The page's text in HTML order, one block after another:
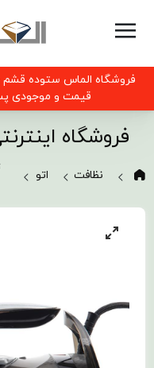
فروشگاه الماس ستوده قشم
قیمت و موجودی
فروشگاه
نظافت اتو